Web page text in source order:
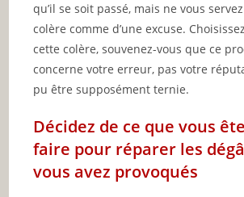
qu’il se soit passé, mais ne vous
colère comme d’une excuse.
cette colère, souvenez-vous que ce
concerne votre erreur, pas votre
pu être supposément ternie.
Décidez de ce que vous
faire pour réparer les
vous avez provoqués